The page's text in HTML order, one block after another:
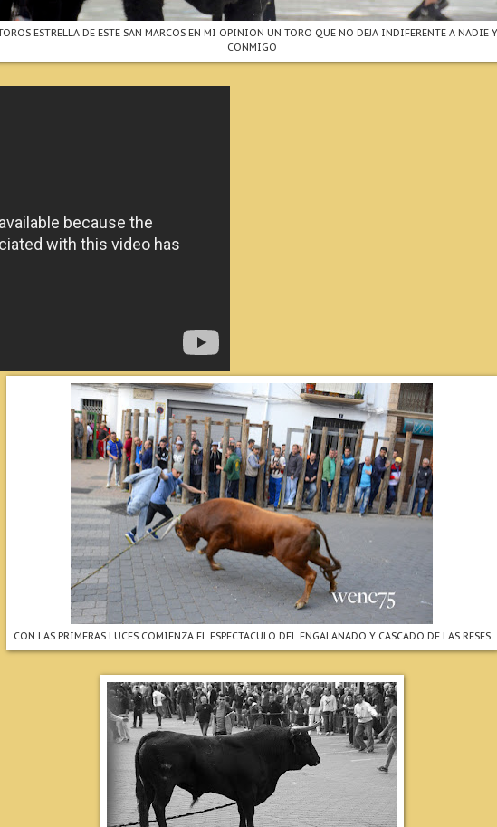
ESTRELLA DE ESTE SAN MARCOS EN MI OPINION UN TORO QUE NO DEJA INDIFERENTE A
CONMIGO
CON LAS PRIMERAS LUCES COMIENZA EL ESPECTACULO DEL ENGALANADO Y CASCADO DE LAS RESES